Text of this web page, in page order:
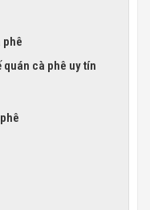
phê
quán cà phê uy tín